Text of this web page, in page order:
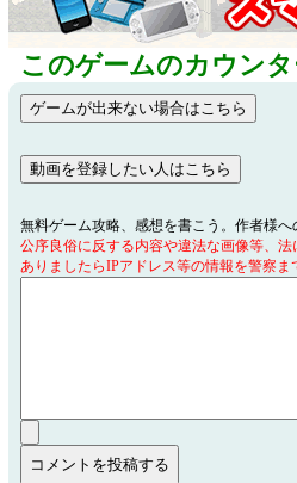
このゲームのカウン
無料ゲーム攻略、感想を書こう。作者様へ
公序良俗に反する内容や違法な画像等、
ありましたらIPアドレス等の情報を警察